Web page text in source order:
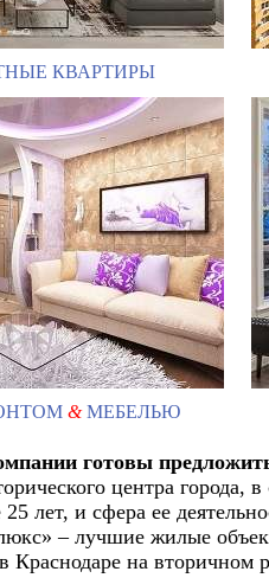
КВАРТИРЫ
&МЕБЕЛЬЮ
готовы
центра
лет, и сфера ее
– лучшие жилые
Краснодаре на